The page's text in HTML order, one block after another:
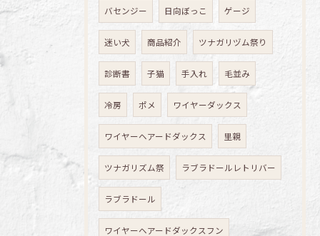
バセンジー 日向ぼっこ ゲージ
迷い犬 商品紹介 ツナガリヅム祭り
診断書 子猫 手入れ 毛並み
冷房 ポメ ワイヤーダックス
ワイヤーヘアードダックス 里親
ツナガリズム祭 ラブラドールレトリバー
ラブラドール
ワイヤーヘアードダックスフン